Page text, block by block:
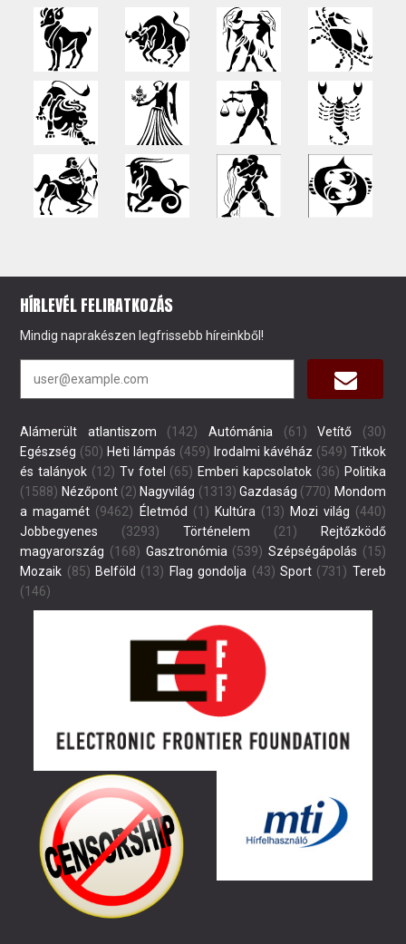
HÍRLEVÉL FELIRATKOZÁS
Mindig naprakészen legfrissebb híreinkből!
Alámerült atlantiszom (142) Autómánia (61) Vetítő (30)
Egészség (50) Heti lámpás (459) Irodalmi kávéház (549) Titkok
és talányok (12) Tv fotel (65) Emberi kapcsolatok (36) Politika
(1588) Nézőpont(2) Nagyvilág (1313) Gazdaság (770) Mondom
a magamét (9462) Életmód (1) Kultúra(13) Mozi világ (440)
Jobbegyenes (3293) Történelem (21)
Rejtőzködő
magyarország (168) Gasztronómia(539) Szépségápolás (15)
Mozaik (85) Belföld (13) Flag gondolja (43) Sport(731) Tereb
(146)